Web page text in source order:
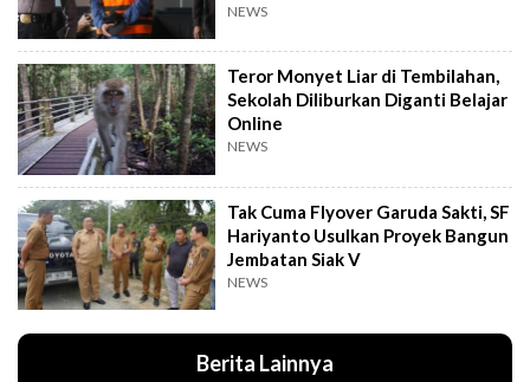
NEWS
Teror Monyet Liar di Tembilahan,
Sekolah Diliburkan Diganti Belajar
Online
NEWS
Tak Cuma Flyover Garuda Sakti, SF
Hariyanto Usulkan Proyek Bangun
Jembatan Siak V
NEWS
Berita Lainnya